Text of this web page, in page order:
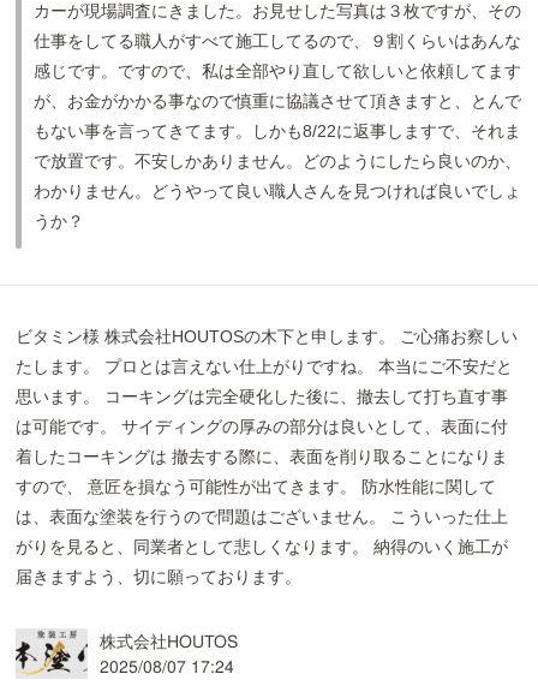
カーが現場調査にきました。お見せした写真は３枚ですが、その
仕事をしてる職人がすべて施工してるので、９割くらいはあんな
感じです。ですので、私は全部やり直して欲しいと依頼してます
が、お金がかかる事なので慎重に協議させて頂きますと、とんで
もない事を言ってきてます。しかも8/22に返事しますで、それま
で放置です。不安しかありません。どのようにしたら良いのか、
わかりません。どうやって良い職人さんを見つければ良いでしょ
うか？
ビタミン様 株式会社HOUTOSの木下と申します。 ご心痛お察しい
たします。 プロとは言えない仕上がりですね。 本当にご不安だと
思います。 コーキングは完全硬化した後に、撤去して打ち直す事
は可能です。 サイディングの厚みの部分は良いとして、表面に付
着したコーキングは 撤去する際に、表面を削り取ることになりま
すので、 意匠を損なう可能性が出てきます。 防水性能に関して
は、表面な塗装を行うので問題はございません。 こういった仕上
がりを見ると、同業者として悲しくなります。 納得のいく施工が
届きますよう、切に願っております。
株式会社HOUTOS
2025/08/07 17:24